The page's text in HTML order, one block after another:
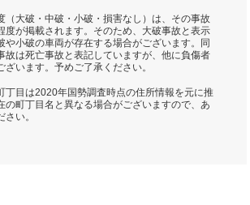
（大破・中破・小破・損害なし）は、その事故
度が掲載されます。そのため、大破事故と表示
や小破の車両が存在する場合がございます。同
故は死亡事故と表記していますが、他に負傷者
います。予めご了承ください。
丁目は2020年国勢調査時点の住所情報を元に推
の町丁目名と異なる場合がございますので、あ
い。